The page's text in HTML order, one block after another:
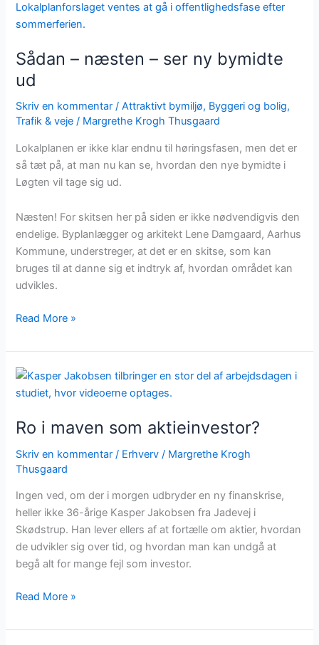
Sådan – næsten – ser ny bymidte
ud
Skriv en kommentar /Attraktivt bymiljø, Byggeri og bolig,
Trafik & veje / Margrethe Krogh Thusgaard
Lokalplanen er ikke klar endnu til høringsfasen, men det er
så tæt på, at man nu kan se, hvordan den nye bymidte i
Løgten vil tage sig ud.
Næsten! For skitsen her på siden er ikke nødvendigvis den
endelige. Byplanlægger og arkitekt Lene Damgaard, Aarhus
Kommune, understreger, at det er en skitse, som kan
bruges til at danne sig et indtryk af, hvordan området kan
udvikles.
–
næsten
ser
ny
ud
Read More »
Ro i maven som aktieinvestor?
Skriv en kommentar / Erhverv / Margrethe Krogh
Thusgaard
Ingen ved, om der i morgen udbryder en ny finanskrise,
heller ikke 36-årige Kasper Jakobsen fra Jadevej i
Skødstrup. Han lever ellers af at fortælle om aktier, hvordan
de udvikler sig over tid, og hvordan man kan undgå at
begå alt for mange fejl som investor.
Ro
i
som
Read More »